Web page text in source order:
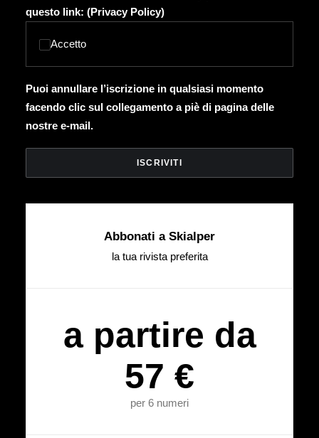
questo link: (Privacy Policy)
Accetto
Puoi annullare l’iscrizione in qualsiasi momento
facendo clic sul collegamento a piè di pagina delle
nostre e-mail.
Abbonati a Skialper
la tua rivista preferita
a partire da
57 €
per 6 numeri